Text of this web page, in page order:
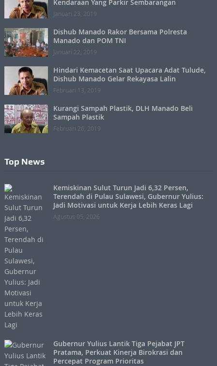
Kendaraan Yang Parkir Sembarangan
Januari 23, 2019
Dishub Manado Rakor Bersama Polresta
Manado dan POM TNI
Januari 22, 2019
Hindari Kemacetan Saat Upacara Adat Tulude,
Dishub Manado Gelar Rekayasa Lalin
Februari 13, 2019
Kurangi Sampah Plastik, DLH Manado Beli
Sampah Plastik
Februari 26, 2019
Top News
Kemiskinan Sulut Turun Jadi 6,32 Persen,
Terendah di Pulau Sulawesi, Gubernur Yulius:
Jadi Motivasi untuk Kerja Lebih Keras Lagi
Agustus 05, 2026
Gubernur Yulius Lantik Tiga Pejabat JPT
Pratama, Perkuat Kinerja Birokrasi dan
Percepat Program Prioritas